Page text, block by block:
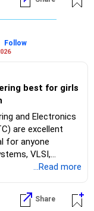
के लिए
from the
counselling.
certainty during
Prosperous
| Money |
Follow
best for girls
and Electronics
are excellent
for anyone
VLSI,
fields offer
provides
sector. Choose
...Read more
Share